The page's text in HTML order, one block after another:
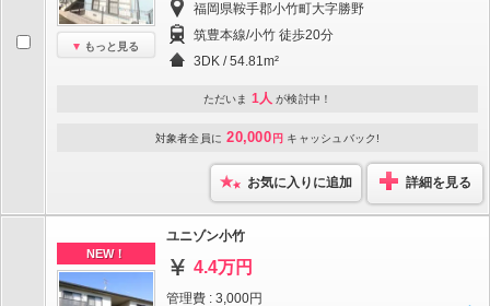
もっと見る
福岡県鞍手郡小竹町大字勝野
筑豊本線/小竹 徒歩20分
3DK / 54.81m²
ただいま 1人 が検討中！
対象者全員に 20,000 円 キャッシュバック!
お気に入りに追加 詳細を見る
NEW！
ユニゾン小竹
4.4万円
管理費 : 3,000円